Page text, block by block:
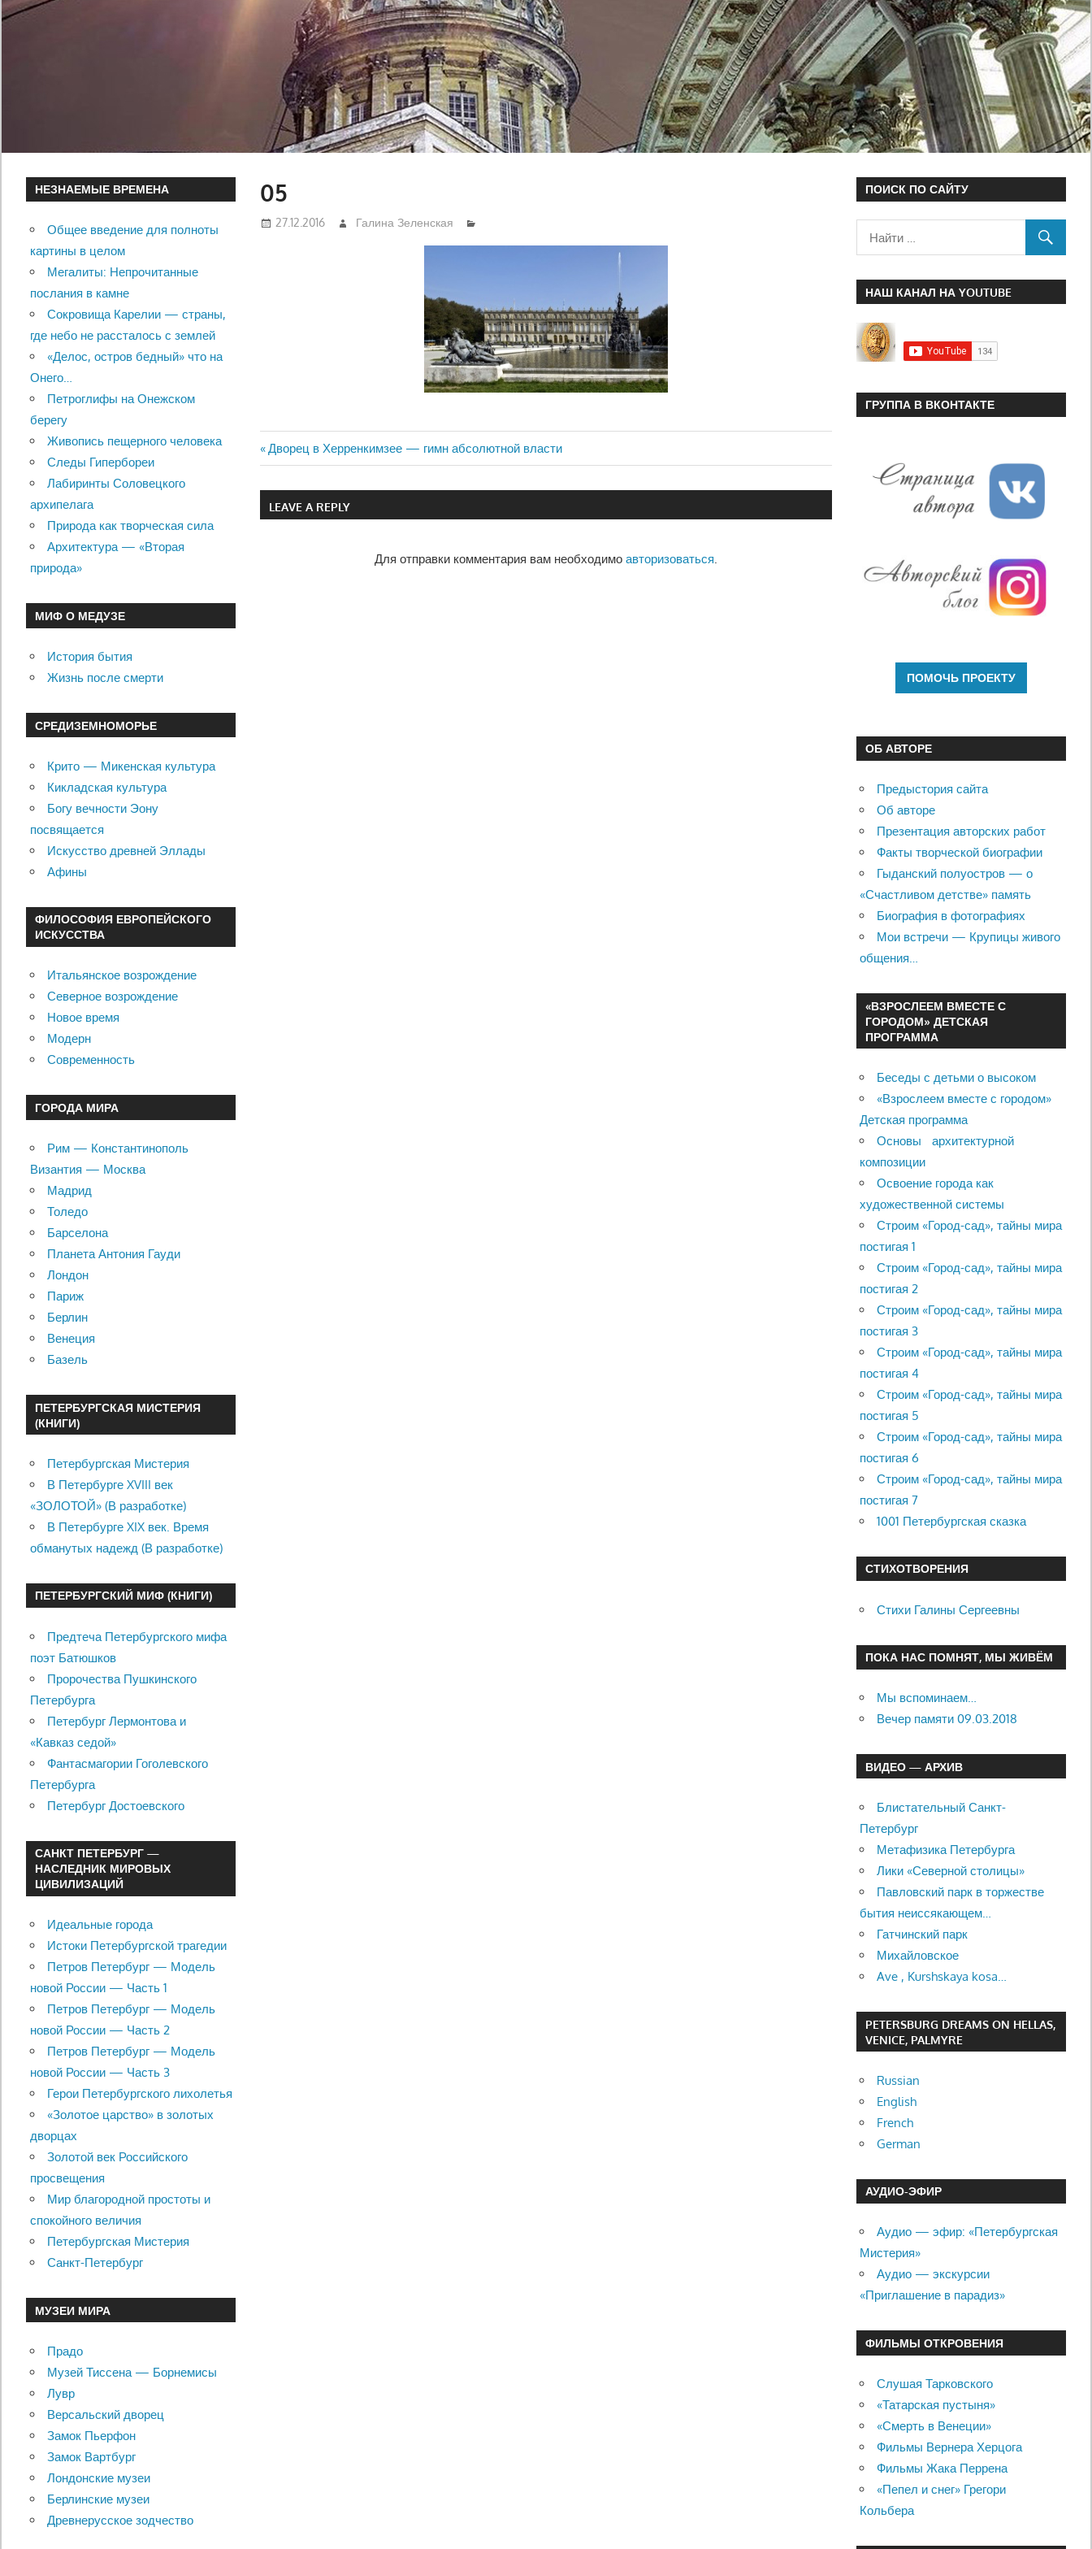
05
27.12.2016 Галина Зеленская
Навигация
по
Previous
Post:
Дворец в Херренкимзее — гимн абсолютной власти
LEAVE A REPLY
Для отправки комментария вам необходимо авторизоваться.
НЕЗНАЕМЫЕ ВРЕМЕНА
Общее введение для полноты
картины в целом
Мегалиты: Непрочитанные
послания в камне
Сокровища Карелии — страны,
где небо не рассталось с землей
«Делос, остров бедный» что на
Онего…
Петроглифы на Онежском
берегу
Живопись пещерного человека
Следы Гипербореи
Лабиринты Соловецкого
архипелага
Природа как творческая сила
Архитектура — «Вторая
природа»
МИФ О МЕДУЗЕ
История бытия
Жизнь после смерти
СРЕДИЗЕМНОМОРЬЕ
Крито — Микенская культура
Кикладская культура
Богу вечности Эону
посвящается
Искусство древней Эллады
Афины
ФИЛОСОФИЯ ЕВРОПЕЙСКОГО
ИСКУССТВА
Итальянское возрождение
Северное возрождение
Новое время
Модерн
Современность
ГОРОДА МИРА
Рим — Константинополь
Византия — Москва
Мадрид
Толедо
Барселона
Планета Антония Гауди
Лондон
Париж
Берлин
Венеция
Базель
ПЕТЕРБУРГСКАЯ МИСТЕРИЯ
(КНИГИ)
Петербургская Мистерия
В Петербурге XVIII век
«ЗОЛОТОЙ» (В разработке)
В Петербурге XIX век. Время
обманутых надежд (В разработке)
ПЕТЕРБУРГСКИЙ МИФ (КНИГИ)
Предтеча Петербургского мифа
поэт Батюшков
Пророчества Пушкинского
Петербурга
Петербург Лермонтова и
«Кавказ седой»
Фантасмагории Гоголевского
Петербурга
Петербург Достоевского
САНКТ ПЕТЕРБУРГ —
НАСЛЕДНИК МИРОВЫХ
ЦИВИЛИЗАЦИЙ
Идеальные города
Истоки Петербургской трагедии
Петров Петербург — Модель
новой России — Часть 1
Петров Петербург — Модель
новой России — Часть 2
Петров Петербург — Модель
новой России — Часть 3
Герои Петербургского лихолетья
«Золотое царство» в золотых
дворцах
Золотой век Российского
просвещения
Мир благородной простоты и
спокойного величия
Петербургская Мистерия
Санкт-Петербург
МУЗЕИ МИРА
Прадо
Музей Тиссена — Борнемисы
Лувр
Версальский дворец
Замок Пьерфон
Замок Вартбург
Лондонские музеи
Берлинские музеи
Древнерусское зодчество
ПОИСК ПО САЙТУ
НАШ КАНАЛ НА YOUTUBE
ГРУППА В ВКОНТАКТЕ
ОБ АВТОРЕ
Предыстория сайта
Об авторе
Презентация авторских работ
Факты творческой биографии
Гыданский полуостров — о
«Счастливом детстве» память
Биография в фотографиях
Мои встречи — Крупицы живого
общения…
«ВЗРОСЛЕЕМ ВМЕСТЕ С
ГОРОДОМ» ДЕТСКАЯ
ПРОГРАММА
Беседы с детьми о высоком
«Взрослеем вместе с городом»
Детская программа
Основы архитектурной
композиции
Освоение города как
художественной системы
Строим «Город-сад», тайны мира
постигая 1
Строим «Город-сад», тайны мира
постигая 2
Строим «Город-сад», тайны мира
постигая 3
Строим «Город-сад», тайны мира
постигая 4
Строим «Город-сад», тайны мира
постигая 5
Строим «Город-сад», тайны мира
постигая 6
Строим «Город-сад», тайны мира
постигая 7
1001 Петербургская сказка
СТИХОТВОРЕНИЯ
Стихи Галины Сергеевны
ПОКА НАС ПОМНЯТ, МЫ ЖИВЁМ
Мы вспоминаем…
Вечер памяти 09.03.2018
ВИДЕО — АРХИВ
Блистательный Санкт-
Петербург
Метафизика Петербурга
Лики «Северной столицы»
Павловский парк в торжестве
бытия неиссякающем…
Гатчинский парк
Михайловское
Ave , Kurshskaya kosa…
PETERSBURG DREAMS ON HELLAS,
VENICE, PALMYRE
Russian
English
French
German
АУДИО-ЭФИР
Аудио — эфир: «Петербургская
Мистерия»
Аудио — экскурсии
«Приглашение в парадиз»
ФИЛЬМЫ ОТКРОВЕНИЯ
Слушая Тарковского
«Татарская пустыня»
«Смерть в Венеции»
Фильмы Вернера Херцога
Фильмы Жака Перрена
«Пепел и снег» Грегори
Кольбера